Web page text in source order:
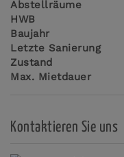
Abstellräume
HWB
Baujahr
Letzte Sanierung
Zustand
Max. Mietdauer
Kontaktieren Sie uns